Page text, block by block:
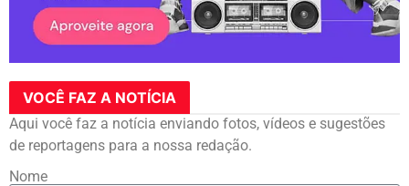
VOCÊ FAZ A NOTÍCIA
Aqui você faz a notícia enviando fotos, vídeos e sugestões
de reportagens para a nossa redação.
Nome